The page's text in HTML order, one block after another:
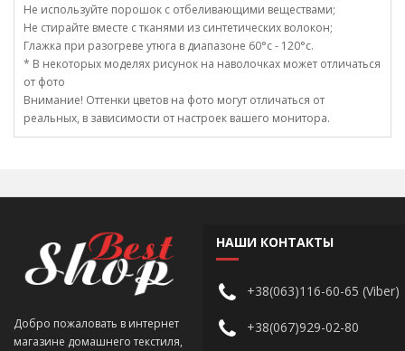
Не используйте порошок с отбеливающими веществами;
Не стирайте вместе с тканями из синтетических волокон;
Глажка при разогреве утюга в диапазоне 60°c - 120°c.
* В некоторых моделях рисунок на наволочках может отличаться
от фото
Внимание! Оттенки цветов на фото могут отличаться от
реальных, в зависимости от настроек вашего монитора.
Добро пожаловать в интернет
магазине домашнего текстиля,
НАШИ КОНТАКТЫ
+38(063)116-60-65 (Viber)
+38(067)929-02-80